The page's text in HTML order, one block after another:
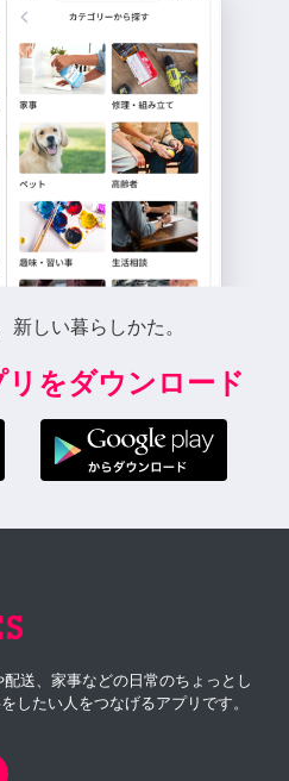
新しい暮らしかた。
をダウンロード
送、家事などの日常のちょっとし
したい人をつなげるアプリです。